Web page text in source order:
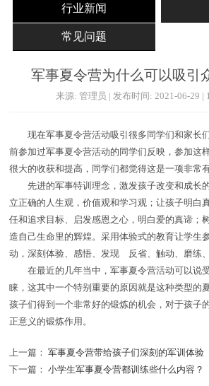
行业新闻
常见问题
军事夏令营为什么可以吸引
来源: 管理员 | 发布时间: 2021-06-29 |
现在军事夏令营活动吸引很多同学们和家长
前参加过军事夏令营活动的同学们反映，参加这
很大的收获和提高，同学们都觉得这是一项非常
先进的军事特训理念，激发孩子改变和成长
立正确的人生观，价值观和学习观；让孩子明白
任和追求目标、启发感恩之心，明白爱的真谛；
造自己生命里的辉煌。采用体验式的教育让学生
动，深刻体验、感悟、发现 反省、触动、磨练、
在最近的几年当中，军事夏令营活动可以说
睐，这其中一个特别重要的原因就是这种类型的
孩子们得到一个非常好的锻炼的机会，对于孩子
正意义的锻炼作用。
上一篇： 军事夏令营带给孩子们深刻的军训体验
下一篇： 小学生军事夏令营都训练些什么内容？